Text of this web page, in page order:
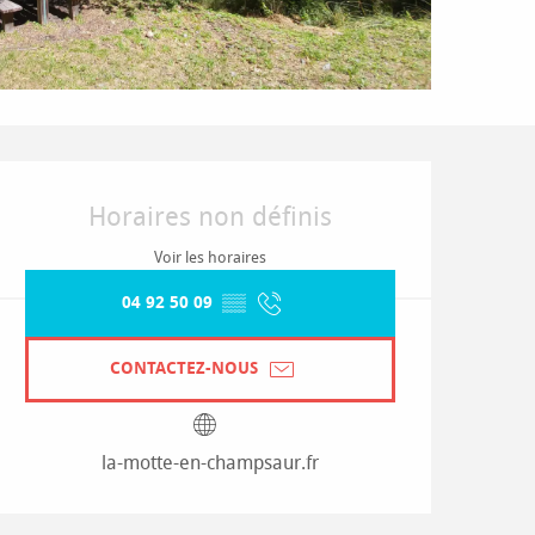
Horaires non définis
Voir les horaires
04 92 50 09 ▒▒
CONTACTEZ-NOUS
la-motte-en-champsaur.fr